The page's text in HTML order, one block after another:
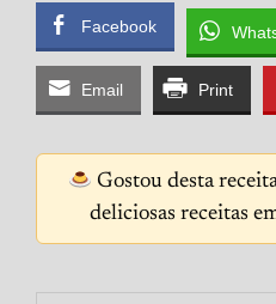
Facebook
Email Print
Gostou desta
deliciosas receitas